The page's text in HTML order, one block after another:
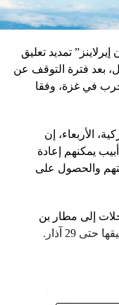
تمديد تعليق
بعد فترة التوقف عن
في غزة، وفقا
الأربعاء، إن
يمكنهم إعادة
والحصول على
إلى مطار بن
29 آذار.